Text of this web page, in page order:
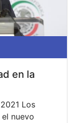
en la
Los
nuevo